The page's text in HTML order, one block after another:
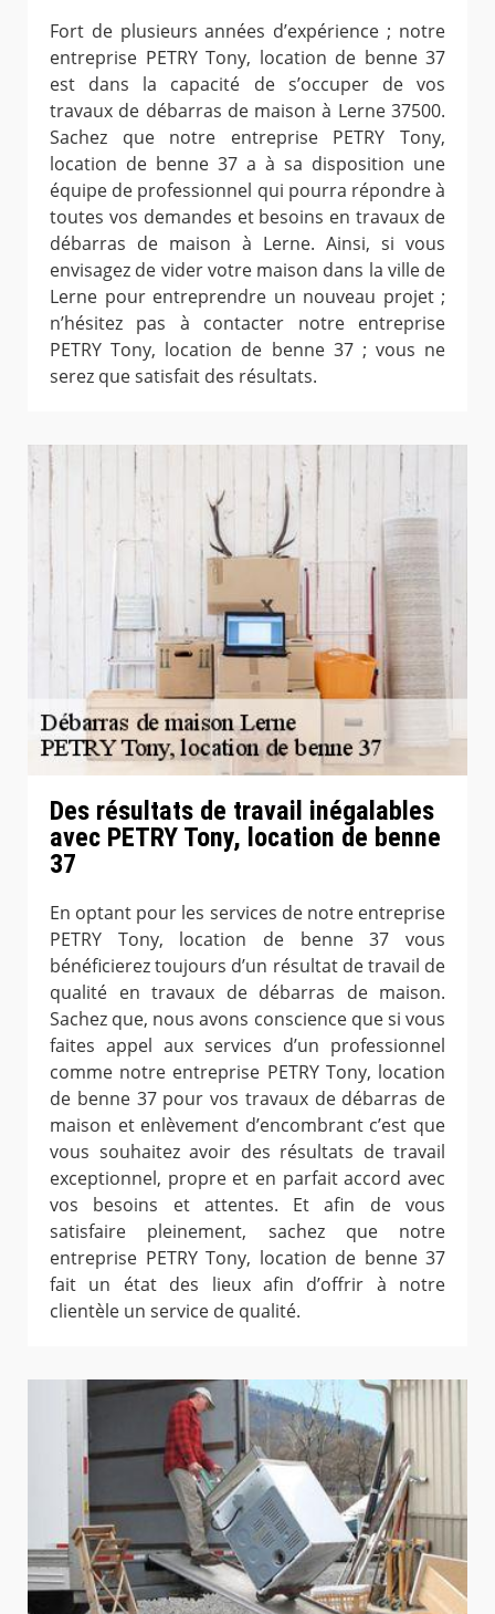
Fort de plusieurs années d’expérience ; notre
entreprise PETRY Tony, location de benne 37
est dans la capacité de s’occuper de vos
travaux de débarras de maison à Lerne 37500.
Sachez que notre entreprise PETRY Tony,
location de benne 37 a à sa disposition une
équipe de professionnel qui pourra répondre à
toutes vos demandes et besoins en travaux de
débarras de maison à Lerne. Ainsi, si vous
envisagez de vider votre maison dans la ville de
Lerne pour entreprendre un nouveau projet ;
n’hésitez pas à contacter notre entreprise
PETRY Tony, location de benne 37 ; vous ne
serez que satisfait des résultats.
Des résultats de travail inégalables
avec PETRY Tony, location de benne
37
En optant pour les services de notre entreprise
PETRY Tony, location de benne 37 vous
bénéficierez toujours d’un résultat de travail de
qualité en travaux de débarras de maison.
Sachez que, nous avons conscience que si vous
faites appel aux services d’un professionnel
comme notre entreprise PETRY Tony, location
de benne 37 pour vos travaux de débarras de
maison et enlèvement d’encombrant c’est que
vous souhaitez avoir des résultats de travail
exceptionnel, propre et en parfait accord avec
vos besoins et attentes. Et afin de vous
satisfaire pleinement, sachez que notre
entreprise PETRY Tony, location de benne 37
fait un état des lieux afin d’offrir à notre
clientèle un service de qualité.